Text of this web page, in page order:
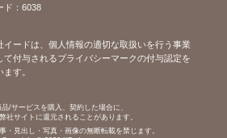
ド：6038
イードは、個人情報の適切な取扱いを行う事業
て付与されるプライバシーマークの付与認定を
す。
/サービスを購入、契約した場合に、
社サイトに還元されることがあります。
・見出し・写真・画像の無断転載を禁じます。